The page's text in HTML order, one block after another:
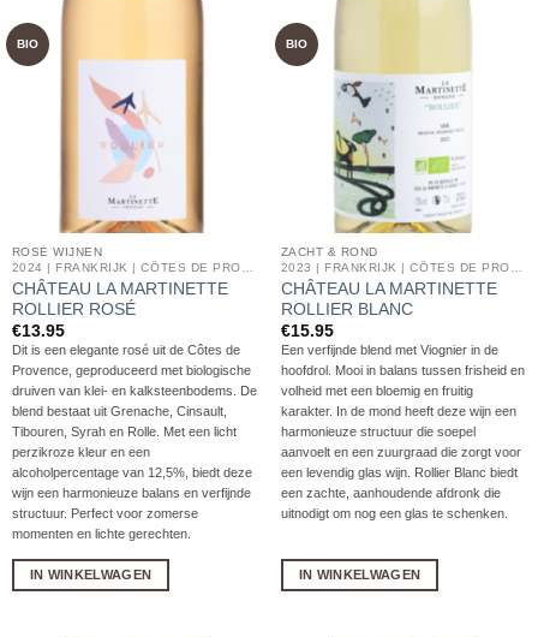
BIO
ROSÉ WIJNEN
CHÂTEAU LA MARTINETTE
ROLLIER ROSÉ
€13.95
Dit is een elegante rosé uit de Côtes de
Provence, geproduceerd met biologische
druiven van klei- en kalksteenbodems.
De
blend bestaat uit Grenache, Cinsault,
Tibouren, Syrah en Rolle. Met een licht
perzikroze kleur en een
alcoholpercentage van 12,5%, biedt deze
wijn een harmonieuze balans en verfijnde
structuur. Perfect voor zomerse
momenten en lichte gerechten.
IN WINKELWAGEN
BIO
ZACHT & ROND
CHÂTEAU LA MARTINETTE
ROLLIER BLANC
€15.95
Een verfijnde blend met Viognier in de
hoofdrol. Mooi in balans tussen frisheid en
volheid met een bloemig en fruitig
karakter. In de mond heeft deze wijn een
harmonieuze structuur die soepel
aanvoelt en een zuurgraad die zorgt voor
een levendig glas wijn. Rollier Blanc biedt
een zachte, aanhoudende afdronk die
uitnodigt om nog een glas te schenken.
IN WINKELWAGEN